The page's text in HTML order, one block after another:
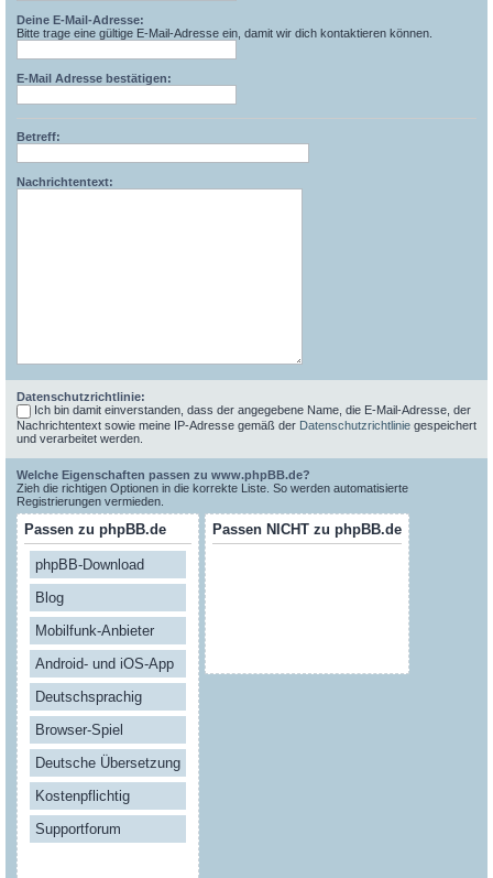
Deine E-Mail-Adresse:
Bitte trage eine gültige E-Mail-Adresse ein, damit wir dich kontaktieren können.
E-Mail Adresse bestätigen:
Betreff:
Nachrichtentext:
Datenschutzrichtlinie:
Ich bin damit einverstanden, dass der angegebene Name, die E-Mail-Adresse, der
Nachrichtentext sowie meine IP-Adresse gemäß der Datenschutzrichtlinie gespeichert
und verarbeitet werden.
Welche Eigenschaften passen zu www.phpBB.de?
Zieh die richtigen Optionen in die korrekte Liste. So werden automatisierte
Registrierungen vermieden.
Passen zu phpBB.de
phpBB-Download
Blog
Mobilfunk-Anbieter
Android- und iOS-App
Deutschsprachig
Browser-Spiel
Deutsche Übersetzung
Kostenpflichtig
Supportforum
Passen NICHT zu phpBB.de